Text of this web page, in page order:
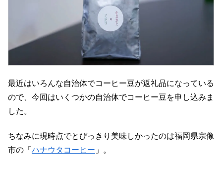
最近はいろんな自治体でコーヒー豆が返礼品になっている
ので、今回はいくつかの自治体でコーヒー豆を申し込みま
した。
ちなみに現時点でとびっきり美味しかったのは福岡県宗像
市の「 ハナウタコーヒー 」。